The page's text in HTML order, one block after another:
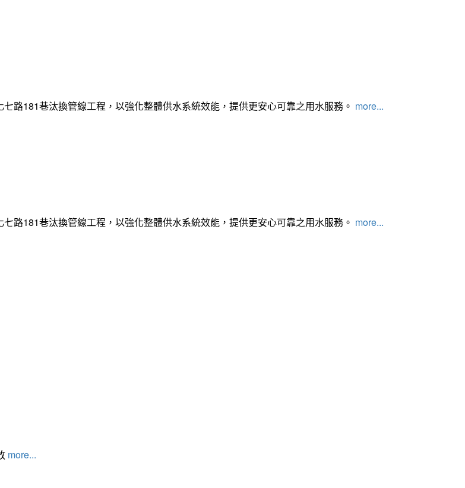
路181巷汰換管線工程，以強化整體供水系統效能，提供更安心可靠之用水服務。 more...
路181巷汰換管線工程，以強化整體供水系統效能，提供更安心可靠之用水服務。 more...
more...